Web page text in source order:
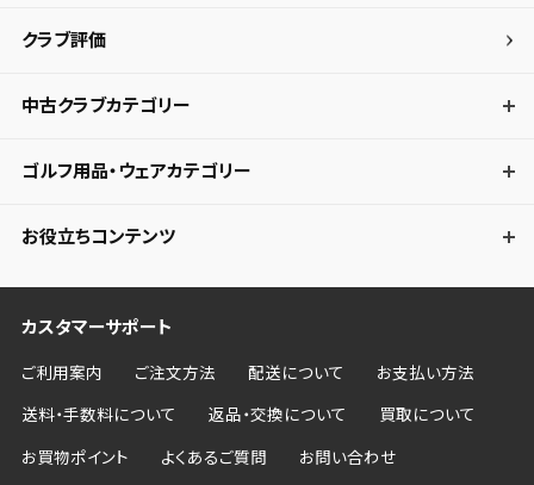
クラブ評価
中古クラブカテゴリー
ゴルフ用品・ウェアカテゴリー
お役立ちコンテンツ
カスタマーサポート
ご利用案内 ご注文方法 配送について お支払い方法
送料・手数料について 返品・交換について 買取について
お買物ポイント よくあるご質問 お問い合わせ